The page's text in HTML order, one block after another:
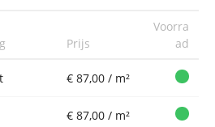
Prijs
Voorra
ad
€ 87,00 / m²
€ 87,00 / m²